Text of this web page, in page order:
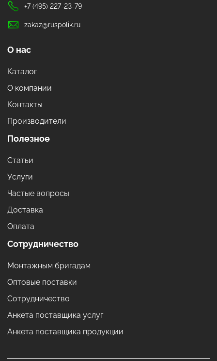
+7 (495) 227-23-79
zakaz@ruspolik.ru
О нас
Каталог
О компании
Контакты
Производители
Полезное
Статьи
Услуги
Частые вопросы
Доставка
Оплата
Сотрудничество
Монтажным бригадам
Оптовые поставки
Сотрудничество
Анкета поставщика услуг
Анкета поставщика продукции